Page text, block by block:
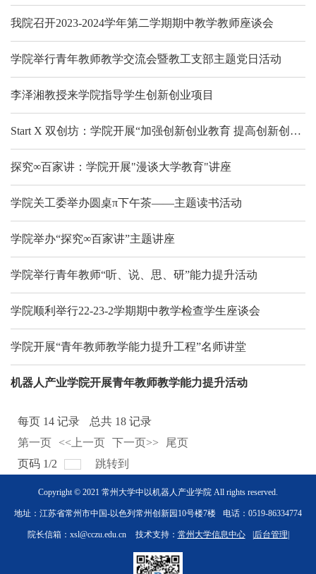
我院召开2023-2024学年第二学期期中教学教师座谈会
学院举行青年教师教学交流会暨教工支部主题党日活动
李泽湘教授来学院指导学生创新创业项目
Start X 双创坊：学院开展“加强创新创业教育 提高创新创业能力”主题讲座
探究∞百家讲：学院开展"漫谈大学教育"讲座
学院关工委举办圆桌π下午茶——主题读书活动
学院举办“探究∞百家讲”主题讲座
学院举行青年教师“听、说、思、研”能力提升活动
学院顺利举行22-23-2学期期中教学检查学生座谈会
学院开展“青年教师教学能力提升工程”名师讲堂
机器人产业学院开展青年教师教学能力提升活动
每页 14 记录 总共 18 记录
第一页
<<上一页 下一页>>
尾页
页码 1/2 跳转到
Copyright © 2021 常州大学中以机器人产业学院 All rights reserved.
地址：江苏省常州市中国-以色列常州创新园10号楼7楼 电话：0519-86334774
院长信箱：xsl@cczu.edu.cn 技术支持： 常州大学信息中心 |后台管理|